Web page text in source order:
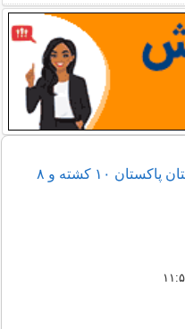
حمله به تاسیسات معدنی در بلوچستان پاکستان ۱۰ کشته و ۸